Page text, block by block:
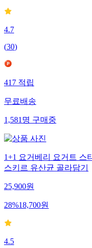
4.7
(30)
417적립
무료배송
1,581명구매중
1+1 요거베리 요거트 스
스키르 유산균 골라담기
25,900원
28%18,700원
4.5